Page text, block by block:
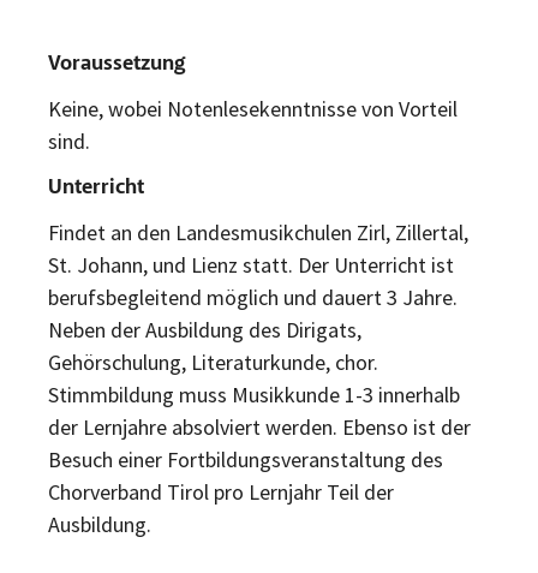
Voraussetzung
Keine, wobei Notenlesekenntnisse von Vorteil
sind.
Unterricht
Findet an den Landesmusikchulen Zirl, Zillertal,
St. Johann, und Lienz statt. Der Unterricht ist
berufsbegleitend möglich und dauert 3 Jahre.
Neben der Ausbildung des Dirigats,
Gehörschulung, Literaturkunde, chor.
Stimmbildung muss Musikkunde 1-3 innerhalb
der Lernjahre absolviert werden. Ebenso ist der
Besuch einer Fortbildungsveranstaltung des
Chorverband Tirol pro Lernjahr Teil der
Ausbildung.